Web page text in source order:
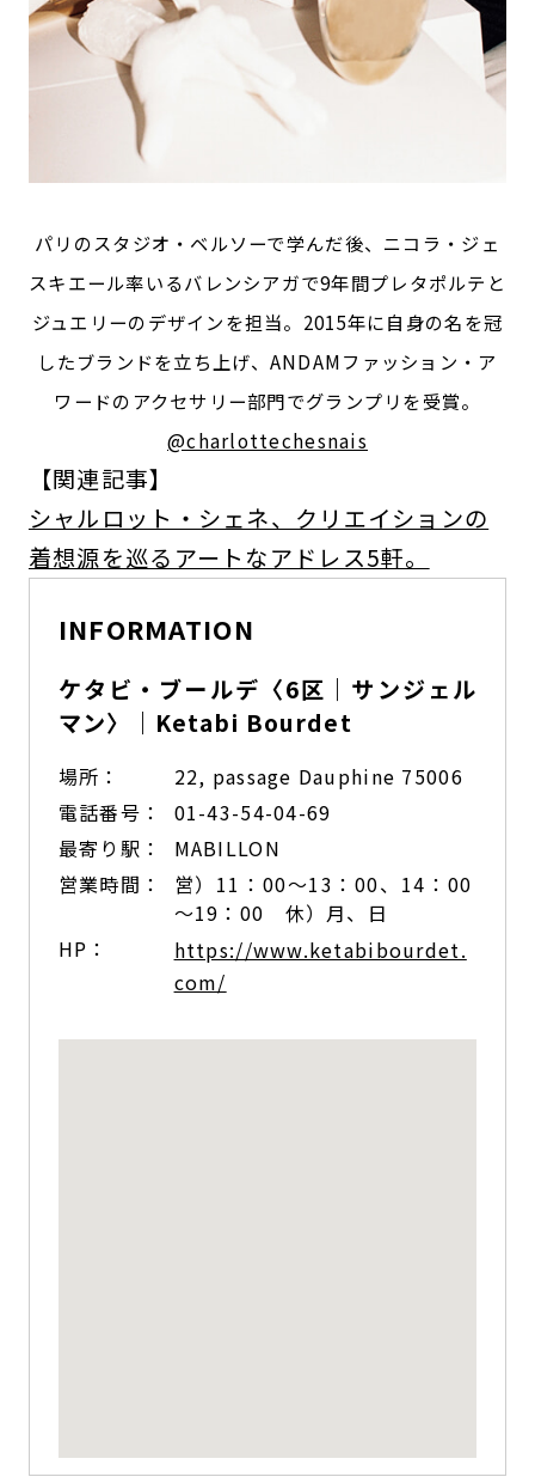
パリのスタジオ・ベルソーで学んだ後、ニコラ・ジェ
スキエール率いるバレンシアガで9年間プレタポルテと
ジュエリーのデザインを担当。2015年に自身の名を冠
したブランドを立ち上げ、ANDAMファッション・ア
ワードのアクセサリー部門でグランプリを受賞。
@charlottechesnais
【関連記事】
シャルロット・シェネ、クリエイションの
着想源を巡るアートなアドレス5軒。
INFORMATION
ケタビ・ブールデ〈6区｜サンジェル
マン〉｜Ketabi Bourdet
場所：
22, passage Dauphine 75006
電話番号：
01-43-54-04-69
最寄り駅：
MABILLON
営業時間：
営）11：00〜13：00、14：00
〜19：00 休）月、日
HP：
https://www.ketabibourdet.
com/